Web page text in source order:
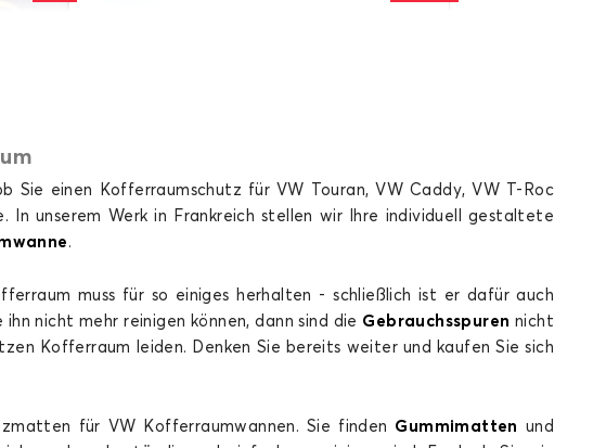
FOX Kofferraummatten für VOLKSWAGEN GOLF 1
4
Sie einen Kofferraumschutz für VW Touran, VW Caddy, VW T-Roc
unserem Werk in Frankreich stellen wir Ihre individuell gestaltete
.
muss für so einiges herhalten - schließlich ist er dafür auch
nicht mehr reinigen können, dann sind die Gebrauchsspuren nicht
Kofferraum leiden. Denken Sie bereits weiter und kaufen Sie sich
für VW Kofferraumwannen. Sie finden Gummimatten und